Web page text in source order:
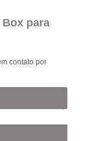
Box para
contato por